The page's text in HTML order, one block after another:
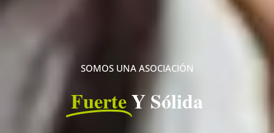
SOMOS UNA ASOCIACIÓN
FuerteY Sólida